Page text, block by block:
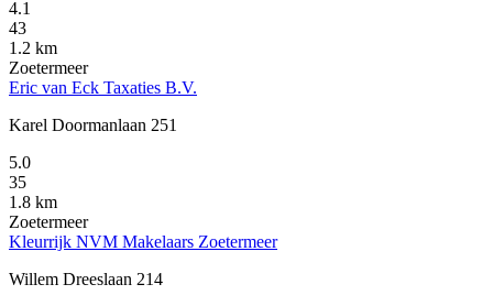
4.1
43
1.2 km
Zoetermeer
Eric van Eck Taxaties B.V.
Karel Doormanlaan 251
5.0
35
1.8 km
Zoetermeer
Kleurrijk NVM Makelaars Zoetermeer
Willem Dreeslaan 214